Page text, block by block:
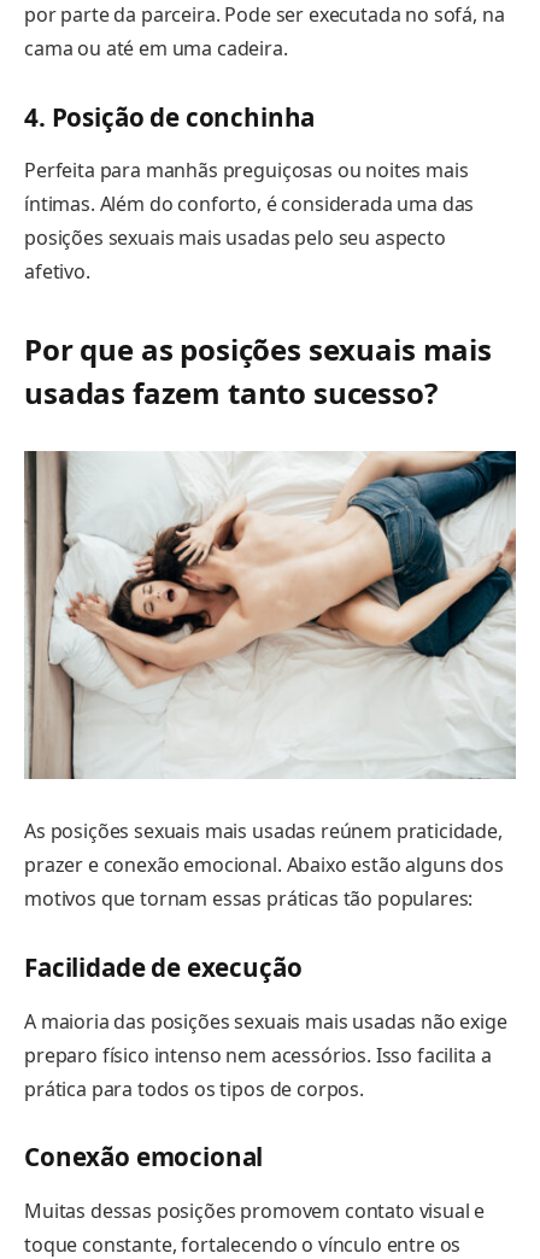
por parte da parceira. Pode ser executada no sofá, na
cama ou até em uma cadeira.
4. Posição de conchinha
Perfeita para manhãs preguiçosas ou noites mais
íntimas. Além do conforto, é considerada uma das
posições sexuais mais usadas pelo seu aspecto
afetivo.
Por que as posições sexuais mais
usadas fazem tanto sucesso?
As posições sexuais mais usadas reúnem praticidade,
prazer e conexão emocional. Abaixo estão alguns dos
motivos que tornam essas práticas tão populares:
Facilidade de execução
A maioria das posições sexuais mais usadas não exige
preparo físico intenso nem acessórios. Isso facilita a
prática para todos os tipos de corpos.
Conexão emocional
Muitas dessas posições promovem contato visual e
toque constante, fortalecendo o vínculo entre os